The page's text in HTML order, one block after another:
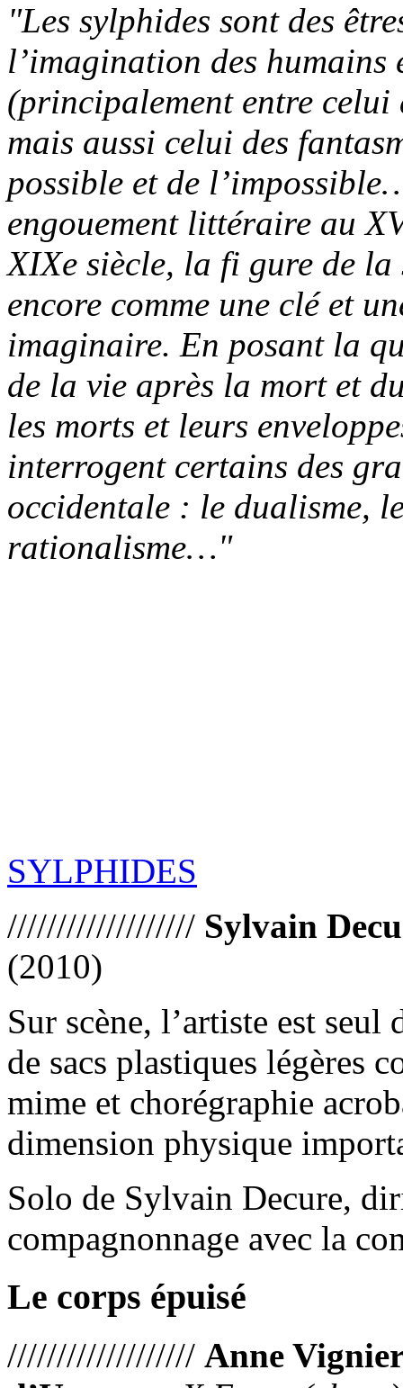
"Les sylphides sont des
l’imagination des humains
(principalement entre celui
mais aussi celui des
possible et de
engouement littéraire au
XIXe siècle, la fi gure de
encore comme une clé et
imaginaire. En posant la
de la vie après la mort et
les morts et leurs
interrogent certains des
occidentale : le dualisme,
rationalisme…"
SYLPHIDES
/////////////////// Sylvain
(2010)
Sur scène, l’artiste est
de sacs plastiques légères
mime et chorégraphie
dimension physique
Solo de Sylvain Decure,
compagnonnage avec la
Le corps épuisé
/////////////////// Anne